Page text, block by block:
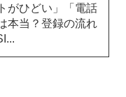
がひどい」「電話
本当？登録の流れ